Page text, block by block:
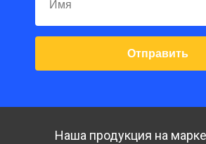
Отправить
Наша продукция на